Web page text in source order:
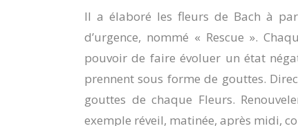
Il a élaboré les fleurs de Bach à
d’urgence, nommé « Rescue ».
pouvoir de faire évoluer un état
prennent sous forme de gouttes.
gouttes de chaque Fleurs.
exemple réveil, matinée, après midi,